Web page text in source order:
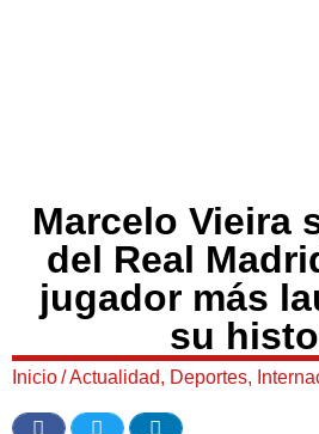
Marcelo Vieira
del Real
jugador más
su
Inicio/Actualidad, Deportes,